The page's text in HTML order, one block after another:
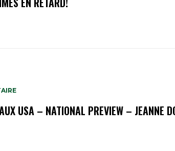
USA – NATIONAL PREVIEW – JEANNE